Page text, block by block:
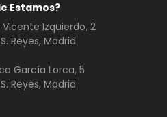
Estamos?
Izquierdo, 2
Reyes, Madrid
García Lorca, 5
Reyes, Madrid